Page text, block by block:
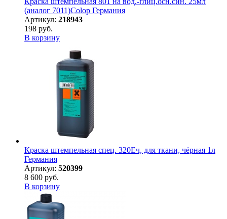
(аналог 7011)Colop Германия
Артикул: 218943
198 руб.
В корзину
Краска штемпельная спец. 320Еч, для ткани, чёрная 1л
Германия
Артикул: 520399
8 600 руб.
В корзину